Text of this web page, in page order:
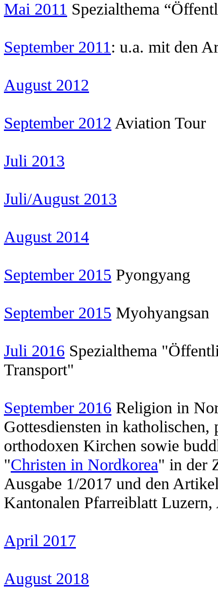
Mai 2011 Spezialthema
September 2011: u.a. mit den
August 2012
September 2012 Aviation Tour
Juli 2013
Juli/August 2013
August 2014
September 2015 Pyongyang
September 2015 Myohyangsan
Juli 2016 Spezialthema
Transport"
September 2016 Religion in
Gottesdiensten in katholischen,
orthodoxen Kirchen sowie
"Christen in Nordkorea" in der
Ausgabe 1/2017 und den
Kantonalen Pfarreiblatt Luzern,
April 2017
August 2018